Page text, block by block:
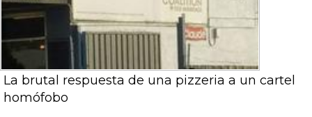
La brutal respuesta de una pizzeria a un cartel
homófobo